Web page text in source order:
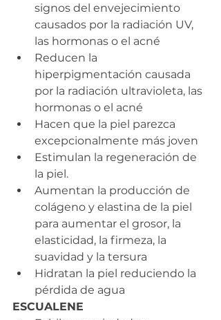
signos del envejecimiento
causados por la radiación UV,
las hormonas o el acné
Reducen la
hiperpigmentación causada
por la radiación ultravioleta, las
hormonas o el acné
Hacen que la piel parezca
excepcionalmente más joven
Estimulan la regeneración de
la piel.
Aumentan la producción de
colágeno y elastina de la piel
para aumentar el grosor, la
elasticidad, la firmeza, la
suavidad y la tersura
Hidratan la piel reduciendo la
pérdida de agua
ESCUALENE